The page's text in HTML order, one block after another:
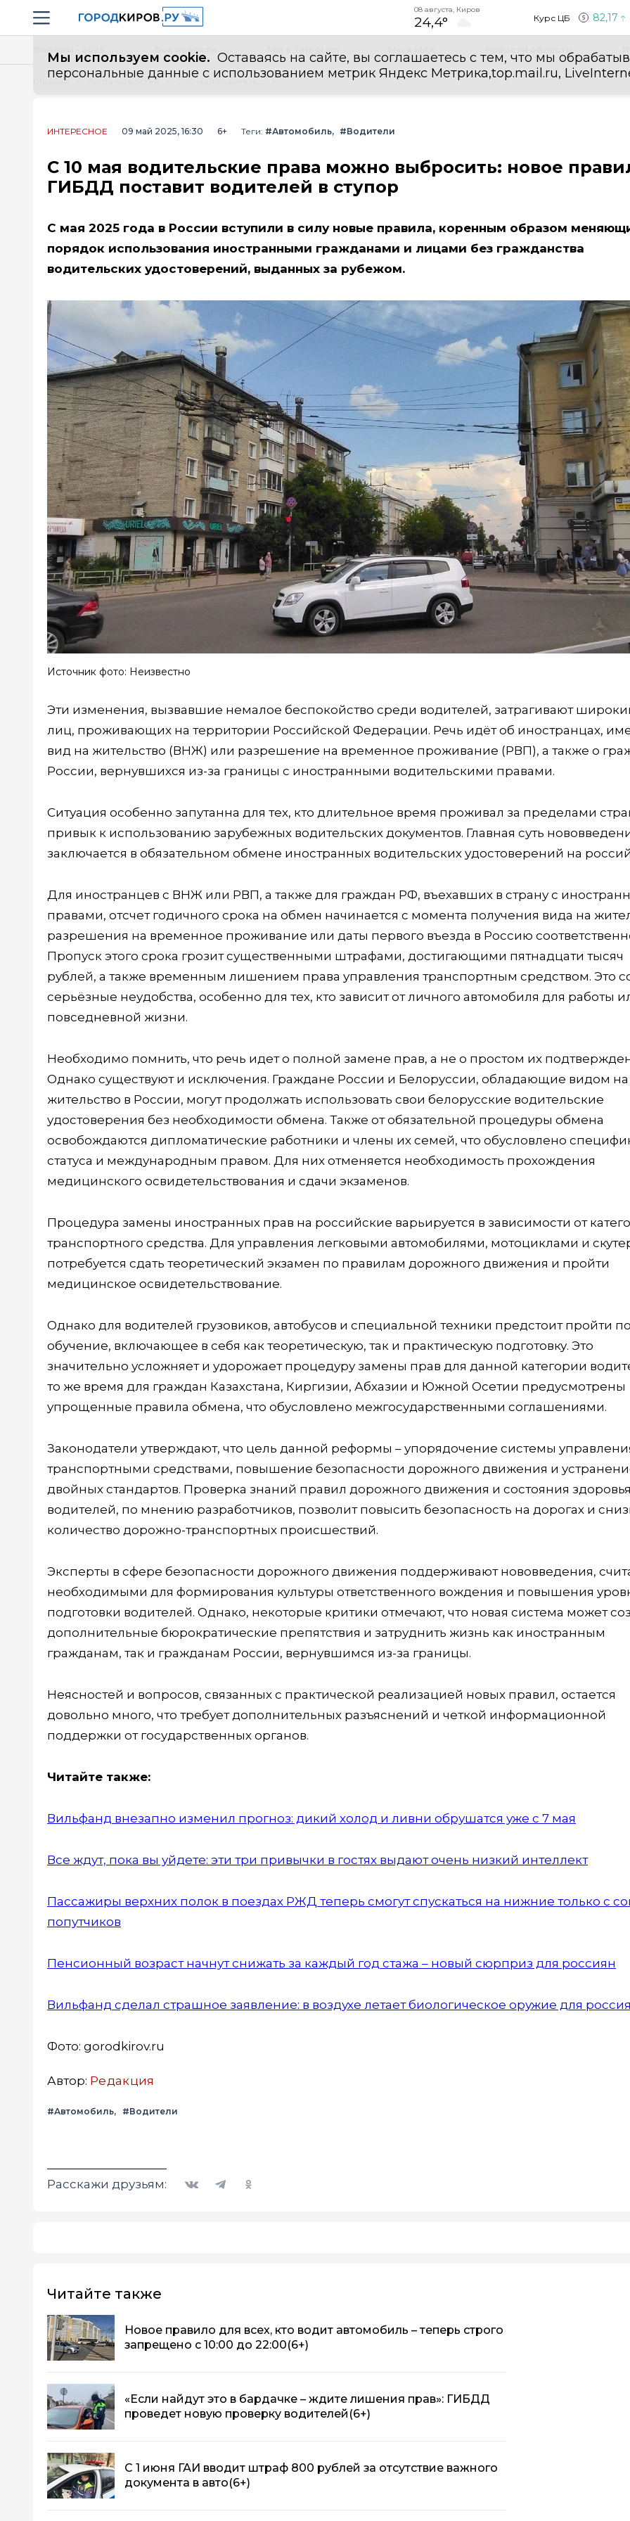
Навигация сайта
08 августа, Киров
24,4° Курс ЦБ 82,17
Мы используем cookie. Оставаясь на сайте, вы соглашаетесь с тем, что мы
персональные данные с использованием метрик Яндекс Метрика,top.mail.ru,
Все новости
Главная Лента новостей
ИНТЕРЕСНОЕ 09 май 2025, 16:30 6+ Теги: #Автомобиль #Водители
С 10 мая водительские права можно выбросить: новое
ГИБДД поставит водителей в ступор
С мая 2025 года в России вступили в силу новые правила, коренным образом
порядок использования иностранными гражданами и лицами без гражданства
водительских удостоверений, выданных за рубежом.
Источник фото: Неизвестно
Эти изменения, вызвавшие немалое беспокойство среди водителей, затрагивают
лиц, проживающих на территории Российской Федерации. Речь идёт об иностранцах,
вид на жительство (ВНЖ) или разрешение на временное проживание (РВП), а также о
России, вернувшихся из-за границы с иностранными водительскими правами.
Ситуация особенно запутанна для тех, кто длительное время проживал за пределами
привык к использованию зарубежных водительских документов. Главная суть
заключается в обязательном обмене иностранных водительских удостоверений на
Для иностранцев с ВНЖ или РВП, а также для граждан РФ, въехавших в страну с
правами, отсчет годичного срока на обмен начинается с момента получения вида на
разрешения на временное проживание или даты первого въезда в Россию
Пропуск этого срока грозит существенными штрафами, достигающими пятнадцати тысяч
рублей, а также временным лишением права управления транспортным средством. Это
серьёзные неудобства, особенно для тех, кто зависит от личного автомобиля для работы
повседневной жизни.
Необходимо помнить, что речь идет о полной замене прав, а не о простом их
Однако существуют и исключения. Граждане России и Белоруссии, обладающие видом на
жительство в России, могут продолжать использовать свои белорусские водительские
удостоверения без необходимости обмена. Также от обязательной процедуры обмена
освобождаются дипломатические работники и члены их семей, что обусловлено
статуса и международным правом. Для них отменяется необходимость прохождения
медицинского освидетельствования и сдачи экзаменов.
Процедура замены иностранных прав на российские варьируется в зависимости от
транспортного средства. Для управления легковыми автомобилями, мотоциклами и
потребуется сдать теоретический экзамен по правилам дорожного движения и пройти
медицинское освидетельствование.
Однако для водителей грузовиков, автобусов и специальной техники предстоит пройти
обучение, включающее в себя как теоретическую, так и практическую подготовку. Это
значительно усложняет и удорожает процедуру замены прав для данной категории
то же время для граждан Казахстана, Киргизии, Абхазии и Южной Осетии предусмотрены
упрощенные правила обмена, что обусловлено межгосударственными соглашениями.
Законодатели утверждают, что цель данной реформы – упорядочение системы
транспортными средствами, повышение безопасности дорожного движения и
двойных стандартов. Проверка знаний правил дорожного движения и состояния здоровья
водителей, по мнению разработчиков, позволит повысить безопасность на дорогах и
количество дорожно-транспортных происшествий.
Эксперты в сфере безопасности дорожного движения поддерживают нововведения,
необходимыми для формирования культуры ответственного вождения и повышения
подготовки водителей. Однако, некоторые критики отмечают, что новая система может
дополнительные бюрократические препятствия и затруднить жизнь как иностранным
гражданам, так и гражданам России, вернувшимся из-за границы.
Неясностей и вопросов, связанных с практической реализацией новых правил, остается
довольно много, что требует дополнительных разъяснений и четкой информационной
поддержки от государственных органов.
Читайте также:
Вильфанд внезапно изменил прогноз: дикий холод и ливни обрушатся уже с 7 мая
Все ждут, пока вы уйдете: эти три привычки в гостях выдают очень низкий интеллект
Пассажиры верхних полок в поездах РЖД теперь смогут спускаться на нижние только с
попутчиков
Пенсионный возраст начнут снижать за каждый год стажа – новый сюрприз для россиян
Вильфанд сделал страшное заявление: в воздухе летает биологическое оружие для
Фото: gorodkirov.ru
Автор: Редакция
#Автомобиль #Водители
Расскажи друзьям:
Читайте также
Новое правило для всех, кто водит автомобиль – теперь строго
запрещено с 10:00 до 22:00(6+)
«Если найдут это в бардачке – ждите лишения прав»: ГИБДД
проведет новую проверку водителей (6+)
С 1 июня ГАИ вводит штраф 800 рублей за отсутствие важного
документа в авто(6+)